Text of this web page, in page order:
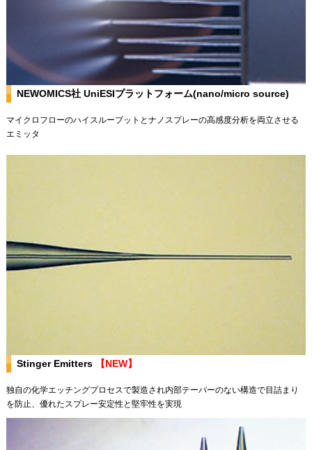
NEWOMICS社 UniESIプラットフォーム(nano/micro source)
マイクロフローのハイスループットとナノスプレーの高感度分析を両立させる
エミッタ
Stinger Emitters 【NEW】
独自の化学エッチングプロセスで製造され内部テーパーのない構造で目詰まり
を防止、優れたスプレー安定性と堅牢性を実現